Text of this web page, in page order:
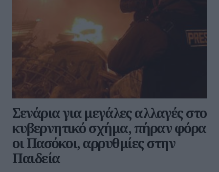
Σενάρια για μεγάλες αλλαγές στο
κυβερνητικό σχήμα, πήραν φόρα
οι Πασόκοι, αρρυθμίες στην
Παιδεία